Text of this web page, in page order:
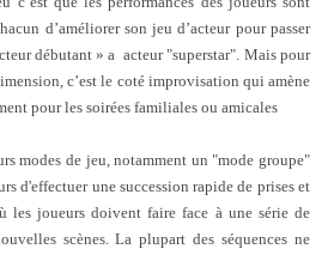
d’améliorer son jeu d’acteur pour passer
débutant » a acteur "superstar". Mais pour
c’est le coté improvisation qui amène
pour les soirées familiales ou amicales
modes de jeu, notamment un "mode groupe"
d'effectuer une succession rapide de prises et
les joueurs doivent faire face à une série de
scènes. La plupart des séquences ne